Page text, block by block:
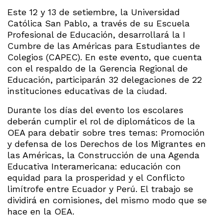
Este 12 y 13 de setiembre, la Universidad
Católica San Pablo, a través de su Escuela
Profesional de Educación, desarrollará la I
Cumbre de las Américas para Estudiantes de
Colegios (CAPEC). En este evento, que cuenta
con el respaldo de la Gerencia Regional de
Educación, participarán 32 delegaciones de 22
instituciones educativas de la ciudad.
Durante los días del evento los escolares
deberán cumplir el rol de diplomáticos de la
OEA para debatir sobre tres temas: Promoción
y defensa de los Derechos de los Migrantes en
las Américas, la Construcción de una Agenda
Educativa Interamericana: educación con
equidad para la prosperidad y el Conflicto
limítrofe entre Ecuador y Perú. El trabajo se
dividirá en comisiones, del mismo modo que se
hace en la OEA.